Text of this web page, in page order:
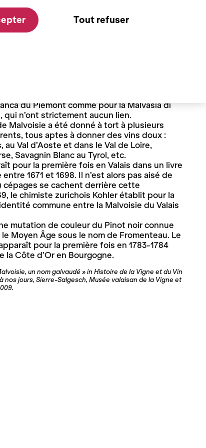
en douceur
du Piémont comme pour la Malvasia di
qui n’ont strictement aucun lien.
Malvoisie a été donné à tort à plusieurs
tous aptes à donner des vins doux :
au Val d’Aoste et dans le Val de Loire,
Savagnin Blanc au Tyrol, etc.
pour la première fois en Valais dans un livre
1671 et 1698. Il n’est alors pas aisé de
se cachent derrière cette
le chimiste zurichois Kohler établit pour la
commune entre la Malvoisie du Valais
mutation de couleur du Pinot noir connue
Moyen Âge sous le nom de Fromenteau. Le
pour la première fois en 1783-1784
la Côte d’Or en Bourgogne.
un nom galvaudé » in Histoire de la Vigne et du Vin
nos jours, Sierre-Salgesch, Musée valaisan de la Vigne et
Tout refuser